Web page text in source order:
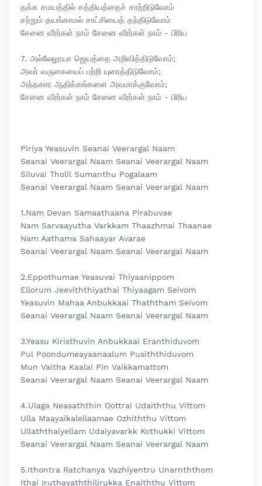
தக்க சமயத்தில் சத்தியத்தைச் சாற்றிடுவோம்
சற்றும் தயங்காமல் சாட்சியைத் தந்திடுவோம்
சேனை வீரர்கள் நாம் சேனை வீரர்கள் நாம் - பிரிய
7. அல்லேலூயா ஜெயத்தை அறிவித்திடுவோம்;
அவர் வருகையைப் பற்றி யுரைத்திடுவோம்;
அந்தகார ஆதிக்கங்களை அவமாக்குவோம்;
சேனை வீரர்கள் நாம் சேனை வீரர்கள் நாம் - பிரிய
Piriya Yeasuvin Seanai Veerargal Naam
Seanai Veerargal Naam Seanai Veerargal Naam
Siluvai Tholil Sumanthu Pogalaam
Seanai Veerargal Naam Seanai Veerargal Naam
1.Nam Devan Samaathaana Pirabuvae
Nam Sarvaayutha Varkkam Thaazhmai Thaanae
Nam Aathama Sahaayar Avarae
Seanai Veerargal Naam Seanai Veerargal Naam
2.Eppothumae Yeasuvai Thiyaanippom
Ellorum Jeeviththiyathai Thiyaagam Seivom
Yeasuvin Mahaa Anbukkaai Thaththam Seivom
Seanai Veerargal Naam Seanai Veerargal Naam
3.Yeasu Kiristhuvin Anbukkaai Eranthiduvom
Pul Poondumeayaanaalum Pusiththiduvom
Mun Vaitha Kaalai Pin Vaikkamattom
Seanai Veerargal Naam Seanai Veerargal Naam
4.Ulaga Neasaththin Oottrai Udaiththu Vittom
Ulla Maayaikalellaamae Ozhiththu Vittom
Ullaththaiyellam Udaiyavarkk Kothukki Vittom
Seanai Veerargal Naam Seanai Veerargal Naam
5.Ithontra Ratchanya Vazhiyentru Unarnththom
Ithai Iruthayaththilirukka Enaiththu Vittom